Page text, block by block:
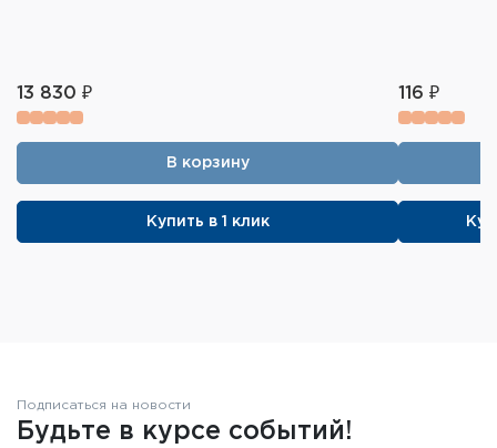
13 830 ₽
В корзину
Купить в 1 клик
116 ₽
Подписаться на новости
Будьте в курсе событий!